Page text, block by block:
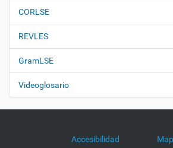
CORLSE
REVLES
GramLSE
Videoglosario
Accesibilidad